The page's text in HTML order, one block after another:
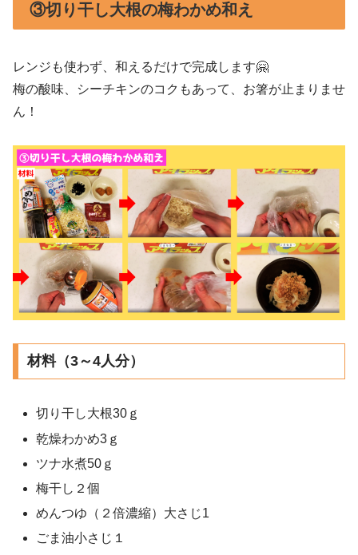
③切り干し大根の梅わかめ和え
レンジも使わず、和えるだけで完成します🤗
梅の酸味、シーチキンのコクもあって、お箸が止まりませ
ん！
材料（3～4人分）
切り干し大根30ｇ
乾燥わかめ3ｇ
ツナ水煮50ｇ
梅干し２個
めんつゆ（２倍濃縮）大さじ1
ごま油小さじ１